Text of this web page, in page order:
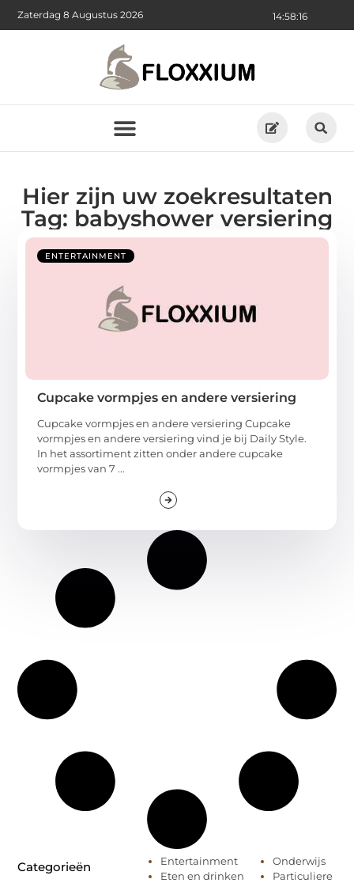
14:58:17
Zaterdag 8 Augustus 2026
Hier zijn uw zoekresultaten
Tag: babyshower versiering
ENTERTAINMENT
Cupcake vormpjes en andere versiering
Cupcake vormpjes en andere versiering Cupcake
vormpjes en andere versiering vind je bij Daily Style.
In het assortiment zitten onder andere cupcake
vormpjes van 7 ...
Categorieën
Entertainment
Eten en drinken
Onderwijs
Particuliere